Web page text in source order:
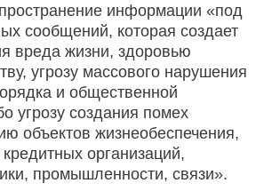
информации «под
сообщений, которая создает
вреда жизни, здоровью
угрозу массового нарушения
и общественной
угрозу создания помех
объектов жизнеобеспечения,
организаций,
промышленности, связи».